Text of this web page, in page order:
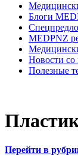
Блоги
MEDPNZ
Новости со
Полезные
Перейти в